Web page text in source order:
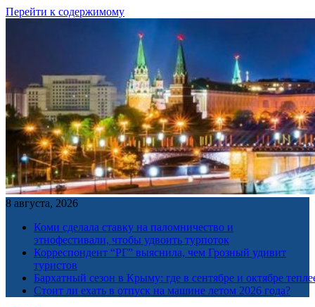
Перейти к содержимому
8 августа, 2026
Коми сделала ставку на паломничество и
этнофестивали, чтобы удвоить турпоток
Корреспондент “РГ” выяснила, чем Грозный удивит
туристов
Бархатный сезон в Крыму: где в сентябре и октябре
Стоит ли ехать в отпуск на машине летом 2026 года?